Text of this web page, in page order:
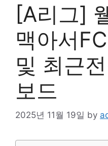
[A리그]
맥아서
및 최근
보드
2025년 11월 19일 by